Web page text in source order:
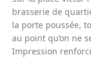
brasserie de
la porte poussée,
au point qu’on ne
Impression